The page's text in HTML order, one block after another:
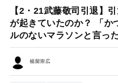
【2・21武藤敬司引退】
が起きていたのか？ 「か
ルのないマラソンと言っ
福留崇広